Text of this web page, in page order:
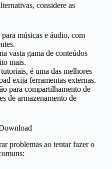
considere as
músicas e áudio, com
vasta gama de conteúdos
mais.
é uma das melhores
exija ferramentas externas.
para compartilhamento de
de armazenamento de
problemas ao tentar fazer o